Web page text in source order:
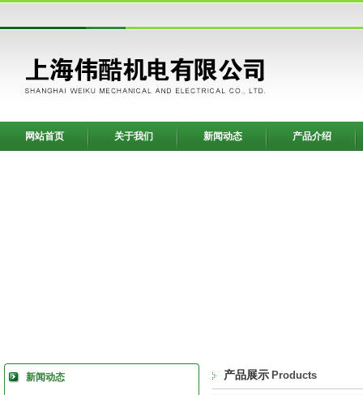
网站首页 关于我们 新闻动态 产品介绍
新闻动态 产品展示 Products